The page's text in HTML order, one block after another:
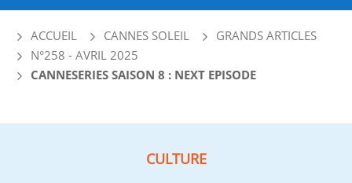
ACCUEIL CANNES SOLEIL
GRANDS ARTICLES
N°258 - AVRIL 2025
CANNESERIES SAISON 8 : NEXT EPISODE
CULTURE